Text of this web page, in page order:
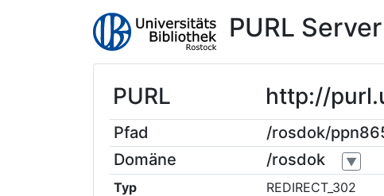
PURL Server
PURL http://
Pfad
/rosdok/
Domäne
/rosdok ▼
Typ
REDIRECT_302